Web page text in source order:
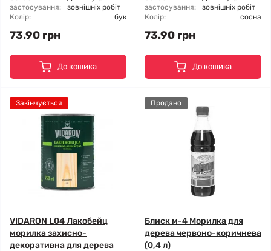
застосування:
зовнішніх робіт
Колір:
бук
73.90 грн
До кошика
застосування:
зовнішніх робіт
Колір:
сосна
73.90 грн
До кошика
Закінчується
VIDARON L04 Лакобейц
морилка захисно-
декоративна для дерева
Продано
Блиск м-4 Морилка для
дерева червоно-коричнева
(0,4 л)